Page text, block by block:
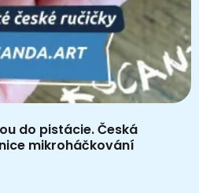
do pistácie. Česká
mikroháčkování